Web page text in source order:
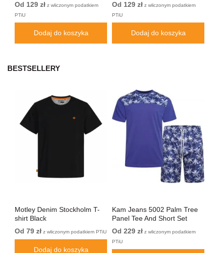
Od 129 zł z wliczonym podatkiem
PTiU
Dodaj do koszyka
Od 129 zł z wliczonym podatkiem
PTiU
Dodaj do koszyka
BESTSELLERY
Motley Denim Stockholm T-
shirt Black
Od 79 zł z wliczonym podatkiem PTiU
Dodaj do koszyka
Kam Jeans 5002 Palm Tree
Panel Tee And Short Set
Electric Blue
Od 229 zł z wliczonym podatkiem
PTiU